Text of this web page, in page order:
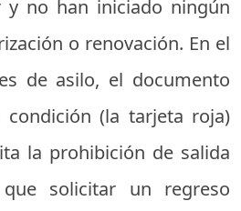
y no han iniciado ningún
o renovación. En el
de asilo, el documento
condición (la tarjeta roja)
la prohibición de salida
solicitar un regreso